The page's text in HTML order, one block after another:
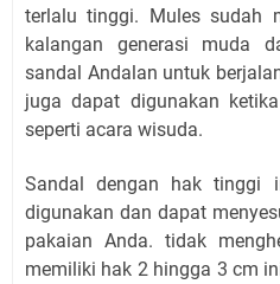
terlalu tinggi. Mules sudah
kalangan generasi muda
sandal Andalan untuk
juga dapat digunakan
seperti acara wisuda.
Sandal dengan hak tinggi
digunakan dan dapat
pakaian Anda. tidak
memiliki hak 2 hingga 3 cm